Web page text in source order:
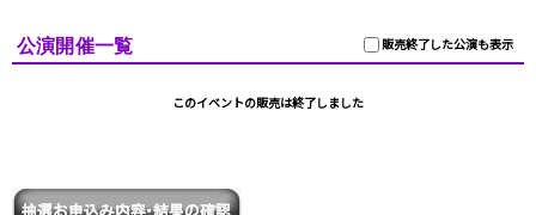
販売終了した公演も表示
公演開催一覧
このイベントの販売は終了しました